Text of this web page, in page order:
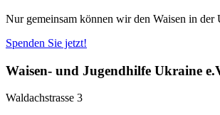
Nur gemeinsam können wir den Waisen in der
Spenden Sie jetzt!
Waisen- und Jugendhilfe Ukraine
Waldachstrasse 3